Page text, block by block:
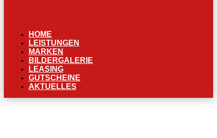
HOME
LEISTUNGEN
MARKEN
BILDERGALERIE
LEASING
GUTSCHEINE
AKTUELLES